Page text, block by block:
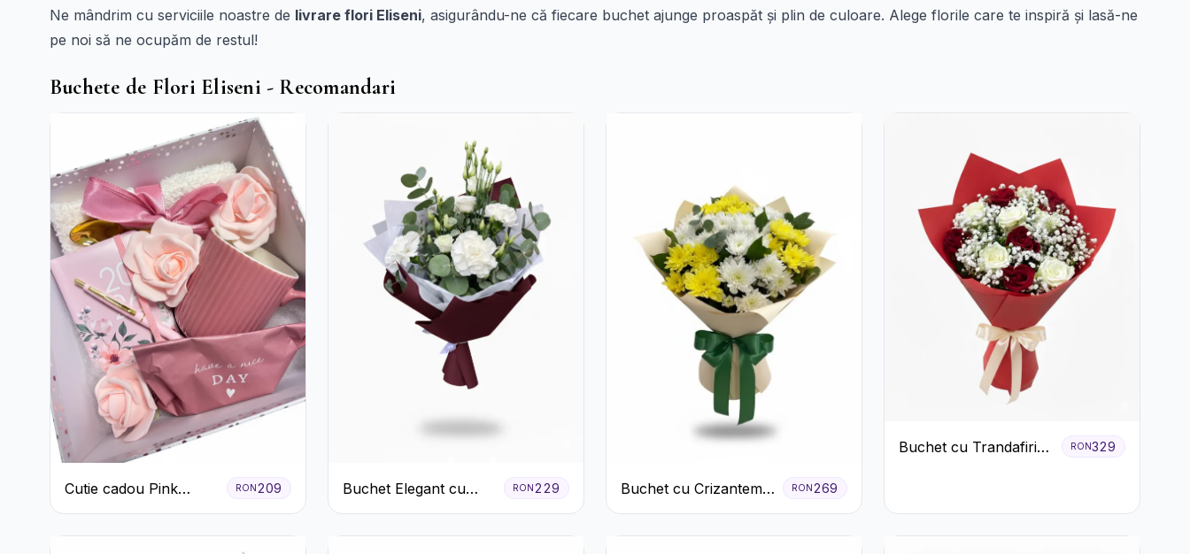
Ne mândrim cu serviciile noastre de livrare flori Eliseni, asigurându-ne că fiecare buchet ajunge proaspăt și plin de culoare. Alege florile care te inspiră și lasă-ne
pe noi să ne ocupăm de restul!
Buchete de Flori Eliseni - Recomandari
Cutie cadou Pink
Blossom Day
RON209
Buchet Elegant cu
Garoafe Albe și
RON229
Buchet cu Crizanteme
Albe și Galbene
RON269
Buchet cu Trandafiri
RON329